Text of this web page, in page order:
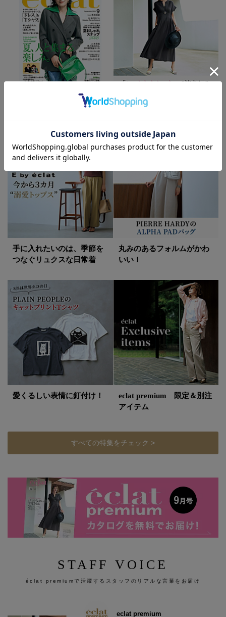
エクラ最新9月号をお届けし
ニュアンスカラーの涼しげ
手に入れたいのは、季節を
つなぐリュクスな日常着
丸みのあるフォルムがかわ
いい！
愛くるしい表情に釘付け！
eclat premium 限定＆別注
アイテム
すべての特集をチェック >
STAFF VOICE
éclat premiumで活躍するスタッフのリアルな言葉をお届け
eclat premium